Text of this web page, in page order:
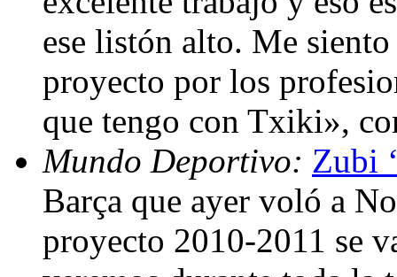
ese listón alto. Me
proyecto por los
que tengo con Txiki»,
Mundo Deportivo: Zubi
Barça que ayer voló a
proyecto 2010-2011 se